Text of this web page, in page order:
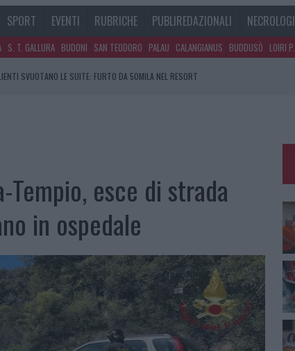
SPORT EVENTI RUBRICHE PUBLIREDAZIONALI
S. T. GALLURA BUDONI SAN TEODORO PALAU CALANGIANUS BUDDUSÒ LOIRI
SVUOTANO LE SUITE: FURTO DA 50MILA NEL RESORT
esce di strada
in ospedale